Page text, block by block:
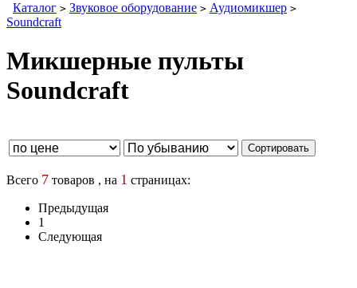
Каталог > Звуковое оборудование > Аудиомикшер >
Soundcraft
Микшерные пульты
Soundcraft
Всего 7 товаров , на 1 страницах:
Предыдущая
1
Следующая